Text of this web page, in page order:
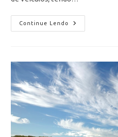
Continue Lendo